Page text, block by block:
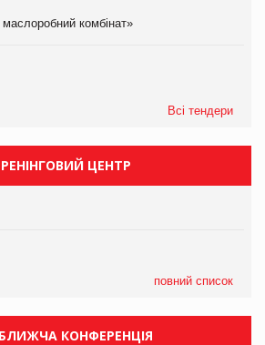
комбінат»
Всі тендери
ЦЕНТР
повний список
КОНФЕРЕНЦІЯ